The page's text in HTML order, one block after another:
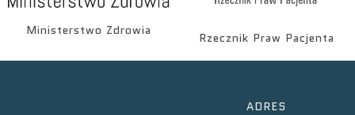
Ministerstwo Zdrowia
Rzecznik Praw Pacjenta
ADRES